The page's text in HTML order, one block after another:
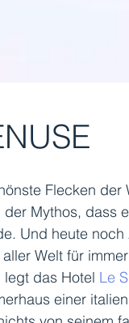
Flecken
Mythos, dass
Und heute
Welt für
das Hotel Le
einer